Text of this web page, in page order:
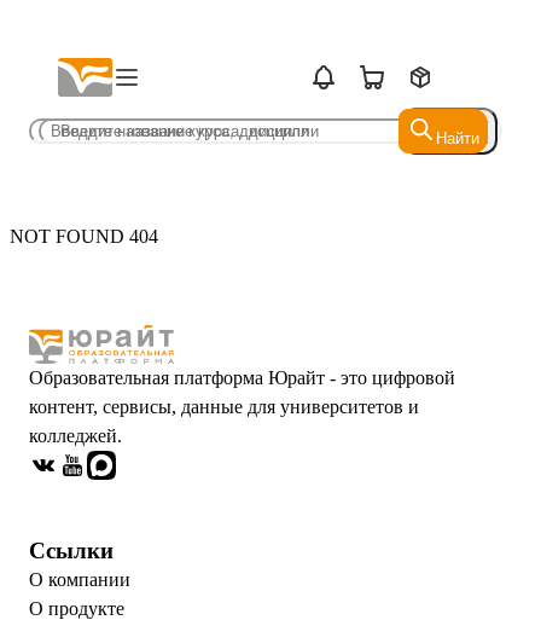
Найти
Найти
NOT FOUND 404
Образовательная платформа Юрайт - это цифровой
контент, сервисы, данные для университетов и
колледжей.
Ссылки
О компании
О продукте